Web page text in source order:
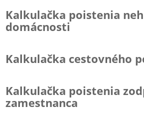
Kalkulačka poistenia
domácnosti
Kalkulačka cestovného
Kalkulačka poistenia
zamestnanca